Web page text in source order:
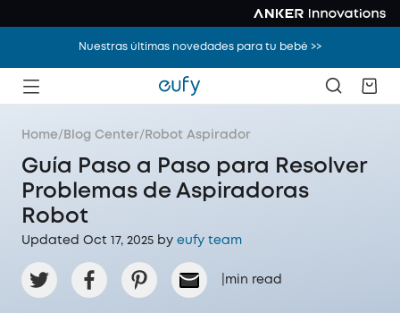
Nuestras últimas novedades para tu bebé >>
Home/ Blog Center/ Robot Aspirador
Guía Paso a Paso para Resolver
Problemas de Aspiradoras
Robot
Updated Oct 17, 2025 by eufy team
min read